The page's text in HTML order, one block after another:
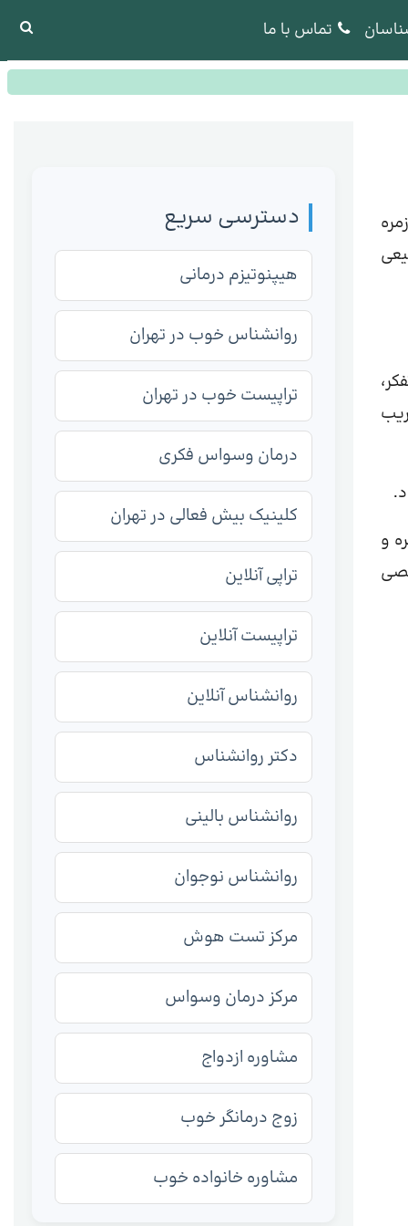
تماس با ما
و
دسترسی سریع
هیپنوتیزم درمانی
روانشناس خوب در تهران
تراپیست خوب در تهران
درمان وسواس فکری
کلینیک بیش فعالی در تهران
تراپی آنلاین
تراپیست آنلاین
روانشناس آنلاین
دکتر روانشناس
روانشناس بالینی
روانشناس نوجوان
مرکز تست هوش
مرکز درمان وسواس
مشاوره ازدواج
زوج درمانگر خوب
مشاوره خانواده خوب